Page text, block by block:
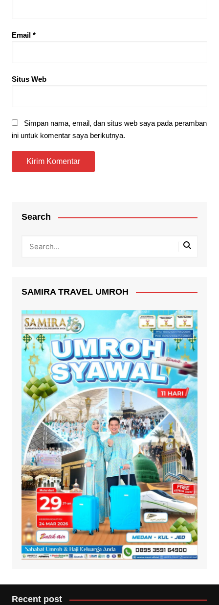
Email *
Situs Web
Simpan nama, email, dan situs web saya pada peramban
ini untuk komentar saya berikutnya.
Search
SAMIRA TRAVEL UMROH
Recent post